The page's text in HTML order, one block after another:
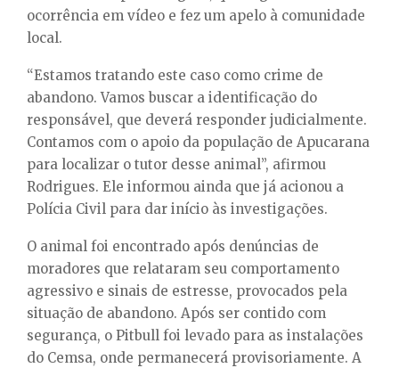
ocorrência em vídeo e fez um apelo à comunidade
local.
“Estamos tratando este caso como crime de
abandono. Vamos buscar a identificação do
responsável, que deverá responder judicialmente.
Contamos com o apoio da população de Apucarana
para localizar o tutor desse animal”, afirmou
Rodrigues. Ele informou ainda que já acionou a
Polícia Civil para dar início às investigações.
O animal foi encontrado após denúncias de
moradores que relataram seu comportamento
agressivo e sinais de estresse, provocados pela
situação de abandono. Após ser contido com
segurança, o Pitbull foi levado para as instalações
do Cemsa, onde permanecerá provisoriamente. A